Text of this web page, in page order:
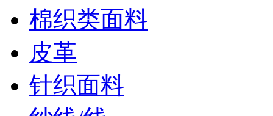
棉织类面料
皮革
针织面料